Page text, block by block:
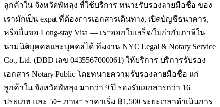
ลูกค้าใน จังหวัดพัทลุง ที่ใช้บริการ ทนายรับรองลายมือชื่อ ของ
เรามักเป็น expat ที่ต้องการเอกสารเดินทาง, เปิดบัญชีธนาคาร,
หรือยื่นขอ Long-stay Visa — เราออกใบเสร็จ/ใบกำกับภาษีใน
นามนิติบุคคลและบุคคลได้ ทีมงาน NYC Legal & Notary Service
Co., Ltd. (DBD เลข 0435567000061) ให้บริการ บริการรับรอง
เอกสาร Notary Public โดยทนายความรับรองลายมือชื่อ แก่
ลูกค้าใน จังหวัดพัทลุง มากว่า 9 ปี รองรับเอกสารกว่า 16
ประเภท และ 50+ ภาษา ราคาเริ่ม ฿1,500 ระยะเวลาดำเนินการ